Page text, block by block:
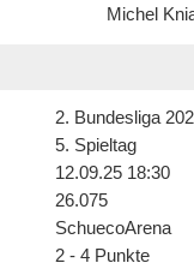
Michel
2. Bundesliga
5. Spieltag
12.09.25 18:30
26.075
SchuecoArena
2 - 4 Punkte